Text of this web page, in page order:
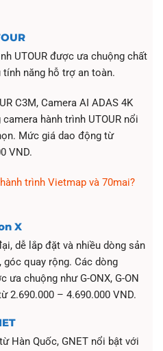
UTOUR được ưa chuộng chất
tính năng hỗ trợ an toàn.
C3M, Camera AI ADAS 4K
hành trình UTOUR nổi
Mức giá dao động từ
VND.
trình Vietmap và 70mai?
X
dễ lắp đặt và nhiều dòng sản
góc quay rộng. Các dòng
chuộng như G-ONX, G-ON
2.690.000 – 4.690.000 VND.
Hàn Quốc, GNET nổi bật với